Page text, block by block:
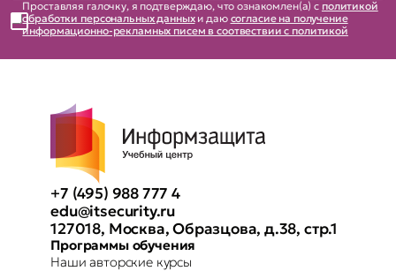
Проставляя галочку, я подтверждаю, что ознакомлен(а) с политикой
обработки персональных данныхи даю согласие на получение
информационно-рекламных писем в соотвествии с политикой
+7 (495) 988 777 4
edu@itsecurity.ru
127018, Москва, Образцова, д.38, стр.1
Программы обучения
Наши авторские курсы